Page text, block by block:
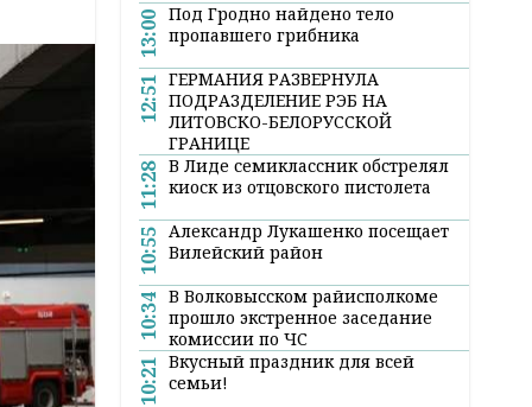
13:00 Под Гродно найдено тело
пропавшего грибника
12:51 ГЕРМАНИЯ РАЗВЕРНУЛА
ПОДРАЗДЕЛЕНИЕ РЭБ НА
ЛИТОВСКО-БЕЛОРУССКОЙ
ГРАНИЦЕ
11:28 В Лиде семиклассник обстрелял
киоск из отцовского пистолета
10:55
Александр Лукашенко посещает
Вилейский район
10:34 В Волковысском райисполкоме
прошло экстренное заседание
комиссии по ЧС
10:21 Вкусный праздник для всей
семьи!